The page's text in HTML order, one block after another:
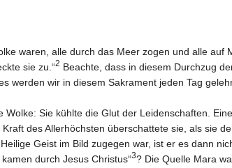
waren, alle durch das Meer zogen und alle auf
sie zu.“2 Beachte, dass in diesem Durchzug
werden wir in diesem Sakrament jeden Tag
Sie kühlte die Glut der Leidenschaften.
des Allerhöchsten überschattete sie, als sie
Geist im Bild zugegen war, ist er es dann
durch Jesus Christus“3? Die Quelle Mara